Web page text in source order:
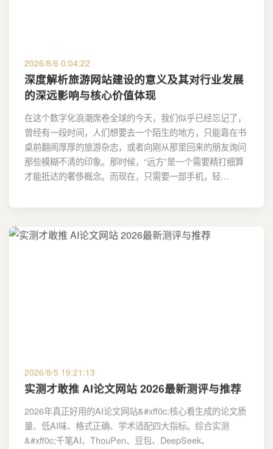
2026/8/6 0:04:22
深度解析旅游网站建设的意义及其对行业发展
的深远影响与核心价值体现
在这个数字化浪潮席卷全球的今天，我们似乎已经忘记了，
曾经有一段时间，人们想要去一个陌生的地方，只能靠在书
桌前翻阅厚厚的旅游杂志，或者向刚从那里回来的朋友询问
那些模糊不清的印象。那时候，“远方”是一个需要精打细算
才能抵达的奢侈概念。而现在，只需要一部手机，轻…
2026/8/5 19:21:13
实测才敢推 AI论文网站 2026最新测评与推荐
2026年真正好用的AI论文网站&#xff0c;核心看生成的论文质
量、低AI味、格式正确、学术适配四大指标。综合实测
&#xff0c;千笔AI、ThouPen、豆包、DeepSeek、